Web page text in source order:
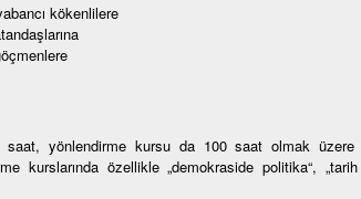
kökenlilere
yönlendirme kursu da 100 saat olmak üzere
kurslarında özellikle „demokraside politika“,